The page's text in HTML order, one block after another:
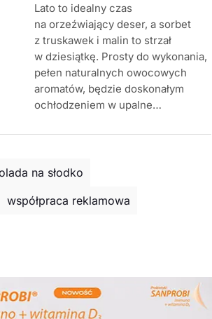
Lato to idealny czas
na orzeźwiający deser, a sorbet
z truskawek i malin to strzał
w dziesiątkę. Prosty do wykonania,
pełen naturalnych owocowych
aromatów, będzie doskonałym
ochłodzeniem w upalne…
na słodko
współpraca reklamowa